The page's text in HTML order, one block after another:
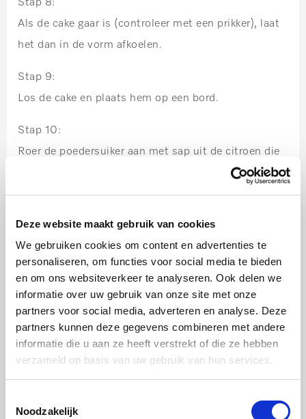
Deze website maakt gebruik van cookies
We gebruiken cookies om content en advertenties te
personaliseren, om functies voor social media te bieden
en om ons websiteverkeer te analyseren. Ook delen we
informatie over uw gebruik van onze site met onze
partners voor social media, adverteren en analyse. Deze
partners kunnen deze gegevens combineren met andere
informatie die u aan ze heeft verstrekt of die ze hebben
verzameld op basis van uw gebruik van hun services.
Noodzakelijk
Stap 8:
Als de cake gaar is (controleer met een prikker), laat
het dan in de vorm afkoelen.
Stap 9:
Los de cake en plaats hem op een bord.
Stap 10:
Roer de poedersuiker aan met sap uit de citroen die
we gebruikt hebben voor de rasp. Breng het op de
juiste dikte en zorg dat het glad is.
Stap 11:
Laat het glazuur over de cake lopen en garneer met
de chocolade eitjes, violen en astina cress.
Tips: Geen kinderen die mee eten? Dan is
Limoncello een alternatief voor citroensap. Deze